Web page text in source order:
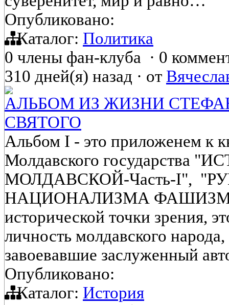
Опубликовано:
Каталог: Политика
0 члены фан-клуба · 0
310 дней(я) назад · от
АЛЬБОМ ИЗ ЖИЗНИ
СВЯТОГО
Альбом I - это приложенем к
Молдавского государства
МОЛДАВСКОЙ-Часть-I",
НАЦИОНАЛИЗМА ФАШИЗМА"
исторической точки зрения,
личность молдавского
завоевавшие заслуженный
Опубликовано:
Каталог: История